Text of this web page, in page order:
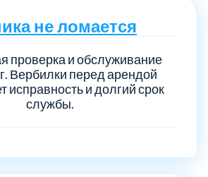
не ломается
проверка и обслуживание
Вербилки перед арендой
исправность и долгий срок
службы.